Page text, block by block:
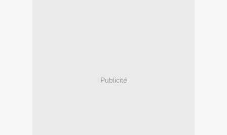
Publicité